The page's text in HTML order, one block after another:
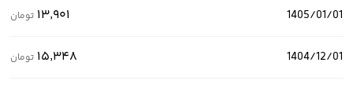
1405/01/01 ۱۳٬۹۰۱ تومان
1404/12/01 ۱۵٬۳۴۸ تومان